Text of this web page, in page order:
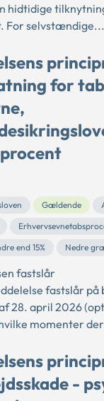
hidtidige
For selvstændige...
for
Gældende
end 15%
Nedre
fastslår
fastslår på
28. april 2026
momenter
-